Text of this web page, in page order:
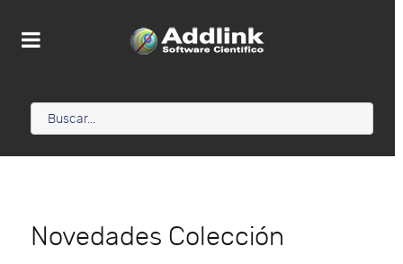
Novedades Colección